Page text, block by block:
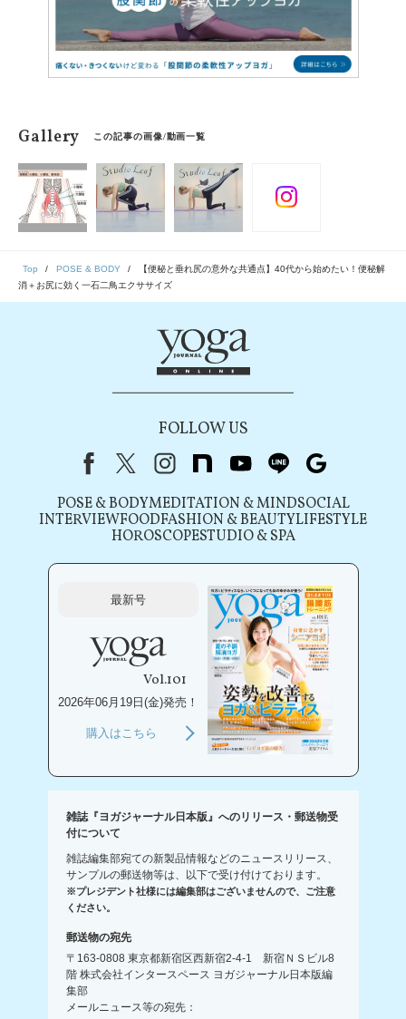
Gallery この記事の画像/動画一覧
Top POSE & BODY
【便秘と垂れ尻の意外な共通点】40代から始めたい！便秘解
消＋お尻に効く一石二鳥エクササイズ
FOLLOW US
FacebookX（旧Twitter）
instagram
note youtubeline
POSE & BODYMEDITATION & MINDSOCIAL
INTERVIEWFOODFASHION & BEAUTYLIFESTYLE
HOROSCOPESTUDIO & SPA
最新号
Vol.101
2026年06月19日(金)発売！
購入はこちら
雑誌『ヨガジャーナル日本版』へのリリース・郵送物受
付について
雑誌編集部宛ての新製品情報などのニュースリリース、
サンプルの郵送物等は、以下で受け付けております。
※プレジデント社様には編集部はございませんので、ご注意
ください。
郵送物の宛先
〒163-0808 東京都新宿区西新宿2-4-1 新宿ＮＳビル8
階 株式会社インタースペース ヨガジャーナル日本版編
集部
メールニュース等の宛先：